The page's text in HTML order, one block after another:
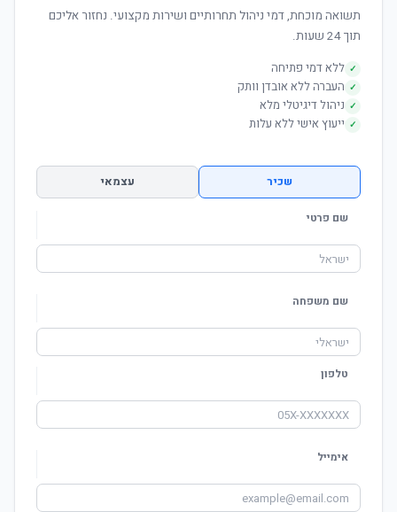
תשואה מוכחת, דמי ניהול תחרותיים ושירות מקצועי. נחזור אליכם
תוך 24 שעות.
✓ ללא דמי פתיחה
✓ העברה ללא אובדן וותק
✓ ניהול דיגיטלי מלא
✓ ייעוץ אישי ללא עלות
שכיר עצמאי
שם פרטי
שם משפחה
טלפון
אימייל